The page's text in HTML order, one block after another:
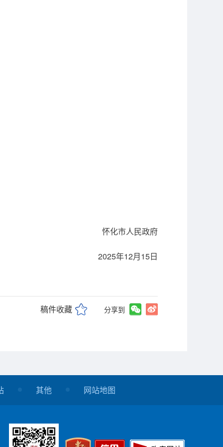
怀化市人民政府
2025年12月15日
稿件收藏 分享到
其他 网站地图